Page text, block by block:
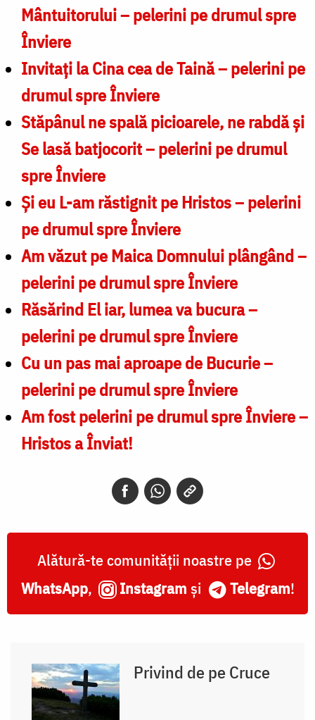
Mântuitorului – pelerini pe drumul spre
Înviere
Invitați la Cina cea de Taină – pelerini pe
drumul spre Înviere
Stăpânul ne spală picioarele, ne rabdă și
Se lasă batjocorit – pelerini pe drumul
spre Înviere​
Și eu L-am răstignit pe Hristos – pelerini
pe drumul spre Înviere
Am văzut pe Maica Domnului plângând –
pelerini pe drumul spre Înviere​
Răsărind El iar, lumea va bucura –
pelerini pe drumul spre Înviere​
Cu un pas mai aproape de Bucurie –
pelerini pe drumul spre Înviere
Am fost pelerini pe drumul spre Înviere –
Hristos a Înviat!​
Alătură-te comunității noastre pe
WhatsApp, Instagram și Telegram!
Privind de pe Cruce